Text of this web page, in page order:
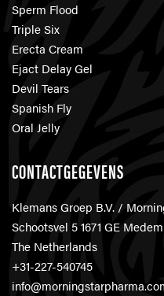
Sperm Flood
Triple Six
Erecta Cream
Ejact Delay Gel
Devil Tears
Spanish Fly
Oral Jelly
CONTACTGEGEVENS
Klemans Groep B.V. /
Schootsvel 5 1671 GE
The Netherlands
+31-227-540745